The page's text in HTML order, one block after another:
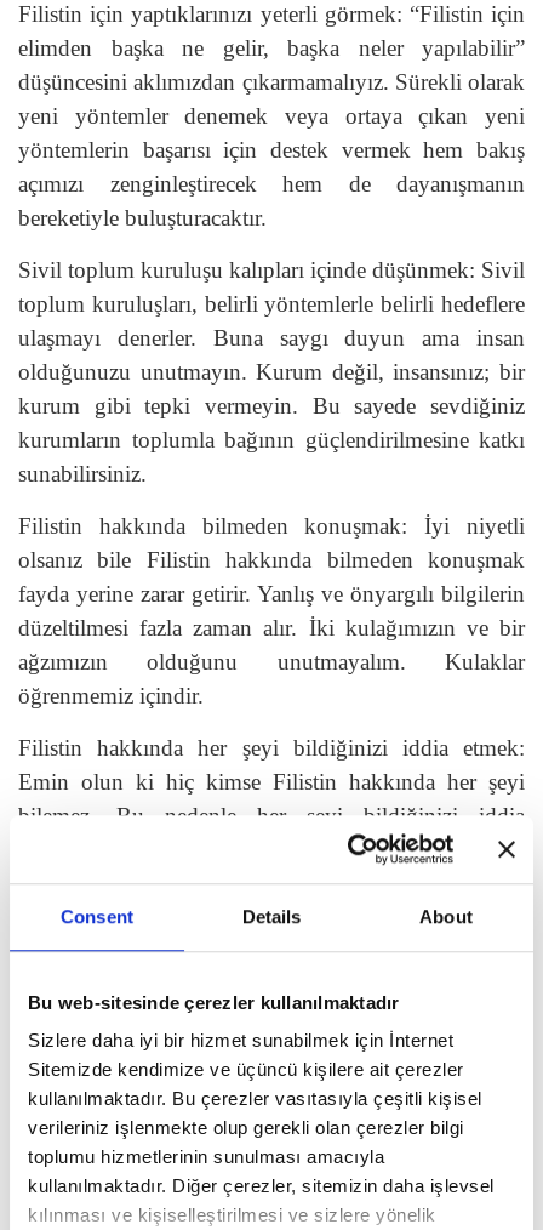
Consent Details About
Bu web-sitesinde çerezler kullanılmaktadır
Sizlere daha iyi bir hizmet sunabilmek için İnternet
Sitemizde kendimize ve üçüncü kişilere ait çerezler
kullanılmaktadır. Bu çerezler vasıtasıyla çeşitli kişisel
verileriniz işlenmekte olup gerekli olan çerezler bilgi
toplumu hizmetlerinin sunulması amacıyla
kullanılmaktadır. Diğer çerezler, sitemizin daha işlevsel
kılınması ve kişiselleştirilmesi ve sizlere yönelik
Filistin için yaptıklarınızı yeterli görmek: “Filistin için
elimden başka ne gelir, başka neler yapılabilir”
düşüncesini aklımızdan çıkarmamalıyız. Sürekli olarak
yeni yöntemler denemek veya ortaya çıkan yeni
yöntemlerin başarısı için destek vermek hem bakış
açımızı zenginleştirecek hem de dayanışmanın
bereketiyle buluşturacaktır.
Sivil toplum kuruluşu kalıpları içinde düşünmek: Sivil
toplum kuruluşları, belirli yöntemlerle belirli hedeflere
ulaşmayı denerler. Buna saygı duyun ama insan
olduğunuzu unutmayın. Kurum değil, insansınız; bir
kurum gibi tepki vermeyin. Bu sayede sevdiğiniz
kurumların toplumla bağının güçlendirilmesine katkı
sunabilirsiniz.
Filistin hakkında bilmeden konuşmak: İyi niyetli
olsanız bile Filistin hakkında bilmeden konuşmak
fayda yerine zarar getirir. Yanlış ve önyargılı bilgilerin
düzeltilmesi fazla zaman alır. İki kulağımızın ve bir
ağzımızın olduğunu unutmayalım. Kulaklar
öğrenmemiz içindir.
Filistin hakkında her şeyi bildiğinizi iddia etmek:
Emin olun ki hiç kimse Filistin hakkında her şeyi
bilemez. Bu nedenle her şeyi bildiğinizi iddia
etmeyeceğiniz gibi bunu iddia eden kişilerin
etrafından uzaklaşın.
Daha sihirli olansa daha fazla çalışmak ve enerjimizi
birbirimizle didişmeye vermemek olacaktır.
Filistin’in sadece Filistin’den ibaret olduğunu
düşünmek: Filistin bir insanlık meselesidir. Filistin’i
sadece Filistinliler etrafında düşünmek zamanla
yabancılaşmayı ve yorgunluğu beraberinde getirir.